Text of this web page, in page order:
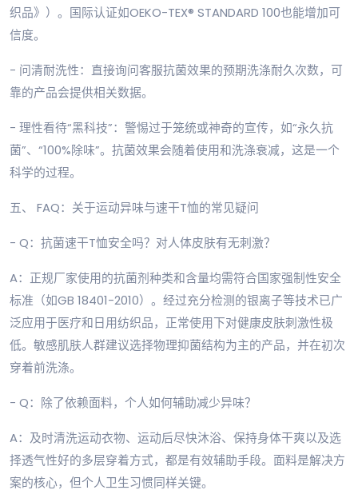
织品》）。国际认证如OEKO-TEX® STANDARD 100也能增加可
信度。
- 问清耐洗性：直接询问客服抗菌效果的预期洗涤耐久次数，可
靠的产品会提供相关数据。
- 理性看待“黑科技”：警惕过于笼统或神奇的宣传，如“永久抗
菌”、“100%除味”。抗菌效果会随着使用和洗涤衰减，这是一个
科学的过程。
五、 FAQ：关于运动异味与速干T恤的常见疑问
- Q：抗菌速干T恤安全吗？对人体皮肤有无刺激？
A：正规厂家使用的抗菌剂种类和含量均需符合国家强制性安全
标准（如GB 18401-2010）。经过充分检测的银离子等技术已广
泛应用于医疗和日用纺织品，正常使用下对健康皮肤刺激性极
低。敏感肌肤人群建议选择物理抑菌结构为主的产品，并在初次
穿着前洗涤。
- Q：除了依赖面料，个人如何辅助减少异味？
A：及时清洗运动衣物、运动后尽快沐浴、保持身体干爽以及选
择透气性好的多层穿着方式，都是有效辅助手段。面料是解决方
案的核心，但个人卫生习惯同样关键。